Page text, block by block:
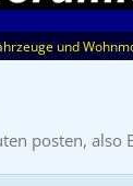
und
posten, also